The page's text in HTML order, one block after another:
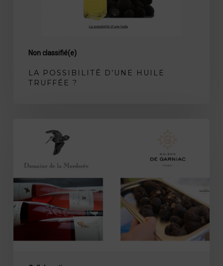
Non classifié(e)
LA POSSIBILITÉ D’UNE HUILE
TRUFFÉE ?
collaboration
Domaine
la
Mordorée